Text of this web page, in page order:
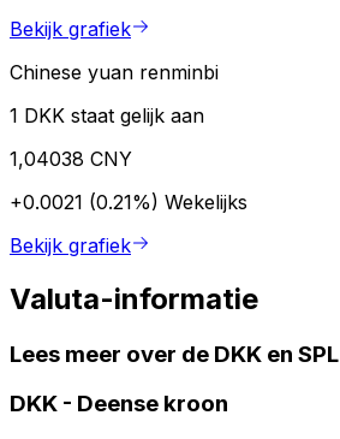
Bekijk grafiek
Chinese yuan renminbi
1 DKK staat gelijk aan
1,04038 CNY
+0.0021 (0.21%) Wekelijks
Bekijk grafiek
Valuta-informatie
Lees meer over de DKK en SPL
DKK - Deense kroon